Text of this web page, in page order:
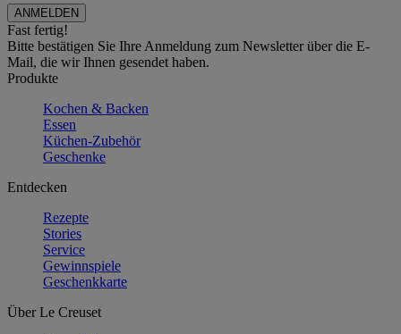
Fast fertig!
Bitte bestätigen Sie Ihre Anmeldung zum Newsletter über die E-
Mail, die wir Ihnen gesendet haben.
Produkte
Kochen & Backen
Essen
Küchen-Zubehör
Geschenke
Entdecken
Rezepte
Stories
Service
Gewinnspiele
Geschenkkarte
Über Le Creuset